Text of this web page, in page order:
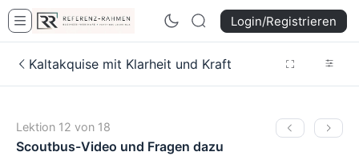
Login/Registrieren
Kaltakquise mit Klarheit und Kraft
Lektion 12 von 18
Scoutbus-Video und Fragen dazu